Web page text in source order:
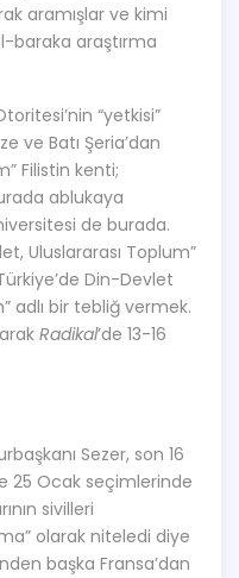
aramışlar ve kimi
baraka araştırma
“yetkisi”
ve Batı Şeria’dan
Filistin kenti;
ablukaya
de burada.
Uluslararası Toplum”
Din-Devlet
adlı bir tebliğ vermek.
Radikal’de 13-16
Sezer, son 16
25 Ocak seçimlerinde
sivilleri
olarak niteledi diye
başka Fransa’dan